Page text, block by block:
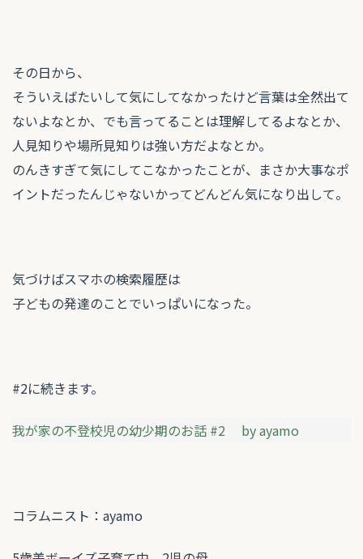
その日から、
そういえばたいして気にしてなかったけど言葉は全然出て
ないよなとか、でも言ってることは理解してるよなとか、
人見知りや場所見知りは強い方だよなとか。
のんきすぎて気にしてこなかったことが、まさか大事なポ
イントだったんじゃないかってどんどん気になり出して。
気づけばスマホの検索履歴は
子どもの発達のことでいっぱいになった。
#2に続きます。
我が家の不登校児の幼少期のお話 #2 by ayamo
コラムニスト：ayamo